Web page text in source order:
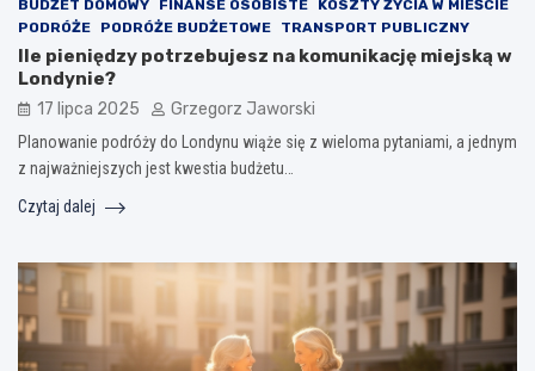
BUDŻET DOMOWY FINANSE OSOBISTE
KOSZTY ŻYCIA W MIEŚCIE
PODRÓŻE
PODRÓŻE BUDŻETOWE TRANSPORT PUBLICZNY
Ile pieniędzy potrzebujesz na komunikację miejską w
Londynie?
17 lipca 2025 Grzegorz Jaworski
Planowanie podróży do Londynu wiąże się z wieloma pytaniami, a jednym
z najważniejszych jest kwestia budżetu…
Czytaj dalej